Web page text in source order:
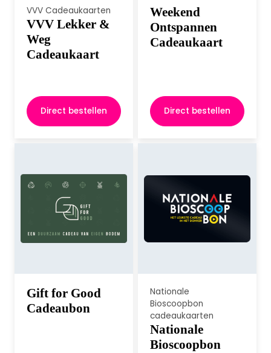
VVV Cadeaukaarten
VVV Lekker &
Weg
Cadeaukaart
Direct bestellen
Weekend
Ontspannen
Cadeaukaart
Direct bestellen
Gift for Good
Cadeaubon
Nationale
Bioscoopbon
cadeaukaarten
Nationale
Bioscoopbon